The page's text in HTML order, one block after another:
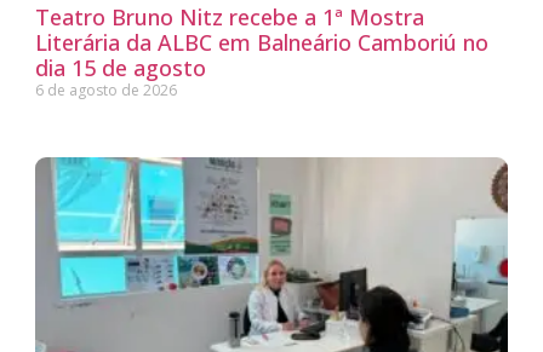
Teatro Bruno Nitz recebe a 1ª Mostra
Literária da ALBC em Balneário Camboriú no
dia 15 de agosto
6 de agosto de 2026